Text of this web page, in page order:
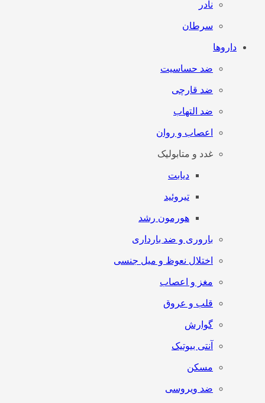
نادر
سرطان
داروها
ضد حساسیت
ضد قارچی
ضد التهاب
اعصاب و روان
غدد و متابولیک
دیابت
تیروئید
هورمون رشد
باروری و ضد بارداری
اختلال نعوظ و میل جنسی
مغز و اعصاب
قلب و عروق
گوارش
آنتی‌ بیوتیک
مسکن
ضد ویروسی